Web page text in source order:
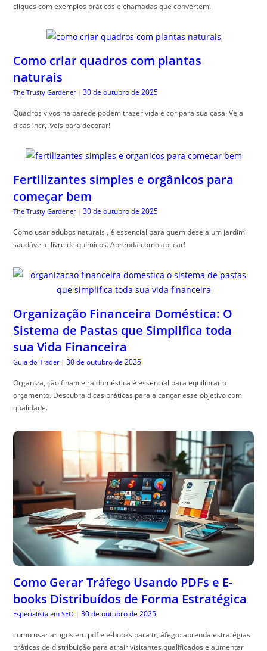
cliques com exemplos práticos e chamadas que convertem.
Como criar quadros com plantas
naturais
The Trusty Gardener | 30 de outubro de 2025
Quadros vivos na parede podem trazer vida e cor para sua casa. Veja
dicas incr, íveis para decorar!
Fertilizantes simples e orgânicos para
começar bem
The Trusty Gardener | 30 de outubro de 2025
Como usar adubos naturais , é essencial para quem deseja um jardim
saudável e livre de químicos. Aprenda como aplicar!
Organização Financeira Doméstica: O
Sistema de Pastas que Simplifica toda
sua Vida Financeira
Guia do Trader | 30 de outubro de 2025
Organiza, ção financeira doméstica é essencial para equilibrar o
orçamento. Descubra dicas práticas para alcançar esse objetivo com
qualidade.
Como Gerar Tráfego Usando PDFs e E-
books Distribuídos de Forma Estratégica
Especialista em SEO | 30 de outubro de 2025
como usar artigos em pdf e e-books para tr, áfego: aprenda estratégias
práticas de distribuição para atrair visitantes qualificados e aumentar